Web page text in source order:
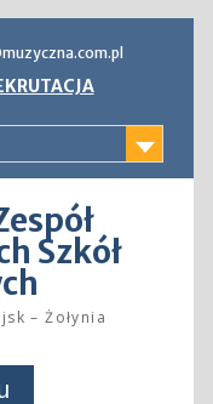
Szkół
– Żołynia